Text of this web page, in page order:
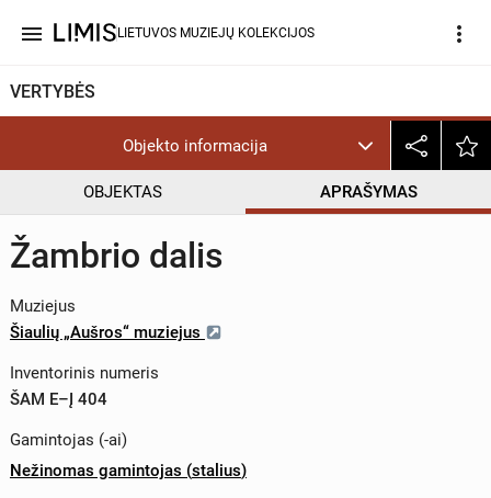
menu LIETUVOS MUZIEJŲ KOLEKCIJOS more_vert
VERTYBĖS
Objekto informacija
OBJEKTAS APRAŠYMAS
Žambrio dalis
Muziejus
Šiaulių „Aušros“ muziejus
Inventorinis numeris
ŠAM E–Į 404
Gamintojas (-ai)
Nežinomas gamintojas (stalius)